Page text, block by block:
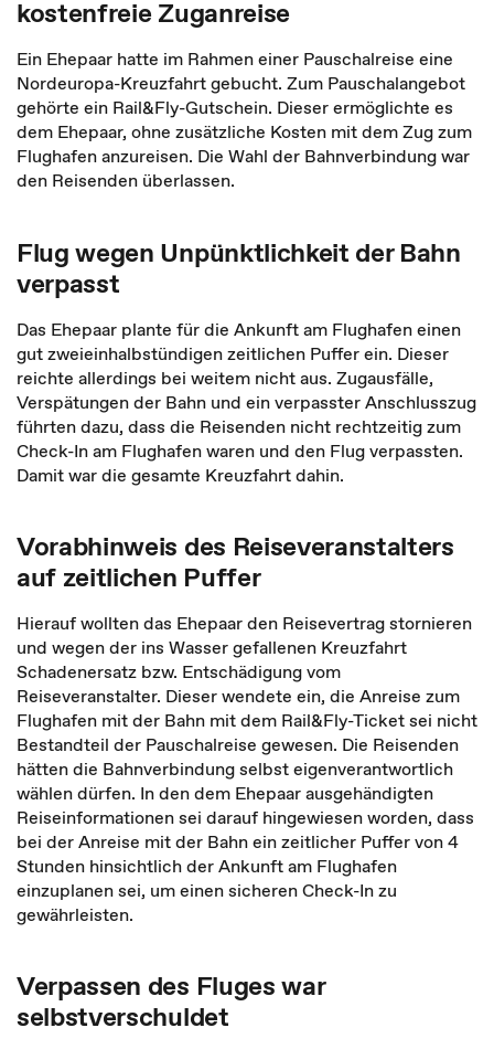
kostenfreie Zuganreise
Ein Ehepaar hatte im Rahmen einer Pauschalreise eine
Nordeuropa-Kreuzfahrt gebucht. Zum Pauschalangebot
gehörte ein Rail&Fly-Gutschein. Dieser ermöglichte es
dem Ehepaar, ohne zusätzliche Kosten mit dem Zug zum
Flughafen anzureisen. Die Wahl der Bahnverbindung war
den Reisenden überlassen.
Flug wegen Unpünktlichkeit der Bahn
verpasst
Das Ehepaar plante für die Ankunft am Flughafen einen
gut zweieinhalbstündigen zeitlichen Puffer ein. Dieser
reichte allerdings bei weitem nicht aus. Zugausfälle,
Verspätungen der Bahn und ein verpasster Anschlusszug
führten dazu, dass die Reisenden nicht rechtzeitig zum
Check-In am Flughafen waren und den Flug verpassten.
Damit war die gesamte Kreuzfahrt dahin.
Vorabhinweis des Reiseveranstalters
auf zeitlichen Puffer
Hierauf wollten das Ehepaar den Reisevertrag stornieren
und wegen der ins Wasser gefallenen Kreuzfahrt
Schadenersatz bzw. Entschädigung vom
Reiseveranstalter. Dieser wendete ein, die Anreise zum
Flughafen mit der Bahn mit dem Rail&Fly-Ticket sei nicht
Bestandteil der Pauschalreise gewesen. Die Reisenden
hätten die Bahnverbindung selbst eigenverantwortlich
wählen dürfen. In den dem Ehepaar ausgehändigten
Reiseinformationen sei darauf hingewiesen worden, dass
bei der Anreise mit der Bahn ein zeitlicher Puffer von 4
Stunden hinsichtlich der Ankunft am Flughafen
einzuplanen sei, um einen sicheren Check-In zu
gewährleisten.
Verpassen des Fluges war
selbstverschuldet